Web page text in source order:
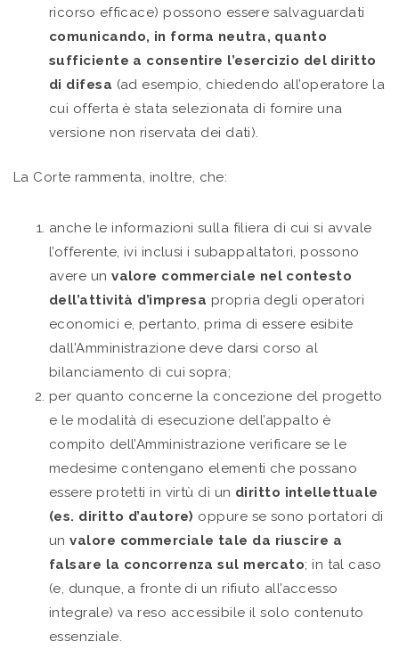
ricorso efficace) possono essere salvaguardati
comunicando, in forma neutra, quanto
sufficiente a consentire l’esercizio del diritto
di difesa (ad esempio, chiedendo all’operatore la
cui offerta è stata selezionata di fornire una
versione non riservata dei dati).
La Corte rammenta, inoltre, che:
anche le informazioni sulla filiera di cui si avvale
l’offerente, ivi inclusi i subappaltatori, possono
avere unvalore commerciale nel contesto
dell’attività d’impresa propria degli operatori
economici e, pertanto, prima di essere esibite
dall’Amministrazione deve darsi corso al
bilanciamento di cui sopra;
per quanto concerne la concezione del progetto
e le modalità di esecuzione dell’appalto è
compito dell’Amministrazione verificare se le
medesime contengano elementi che possano
essere protetti in virtù di un diritto intellettuale
(es. diritto d’autore) oppure se sono portatori di
unvalore commerciale tale da riuscire a
falsare la concorrenza sul mercato; in tal caso
(e, dunque, a fronte di un rifiuto all’accesso
integrale) va reso accessibile il solo contenuto
essenziale.